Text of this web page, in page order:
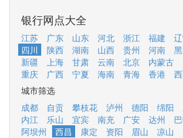
银行网点大全
江苏 广东 山东 河北 浙江 福建
四川
陕西 湖南 山西 贵州 河南
新疆
上海 甘肃 云南 北京 内蒙古
重庆
广西 宁夏 海南 青海 香港
城市筛选
成都
自贡 攀枝花 泸州 德阳 绵阳
内江
乐山 宜宾 南充 广安 达州
阿坝州
西昌 康定 资阳 眉山 凉山